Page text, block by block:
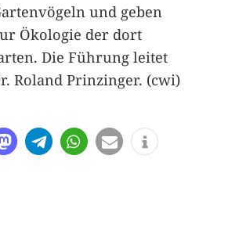
und geben
Ökologie der dort
Die Führung leitet
Roland Prinzinger. (cwi)